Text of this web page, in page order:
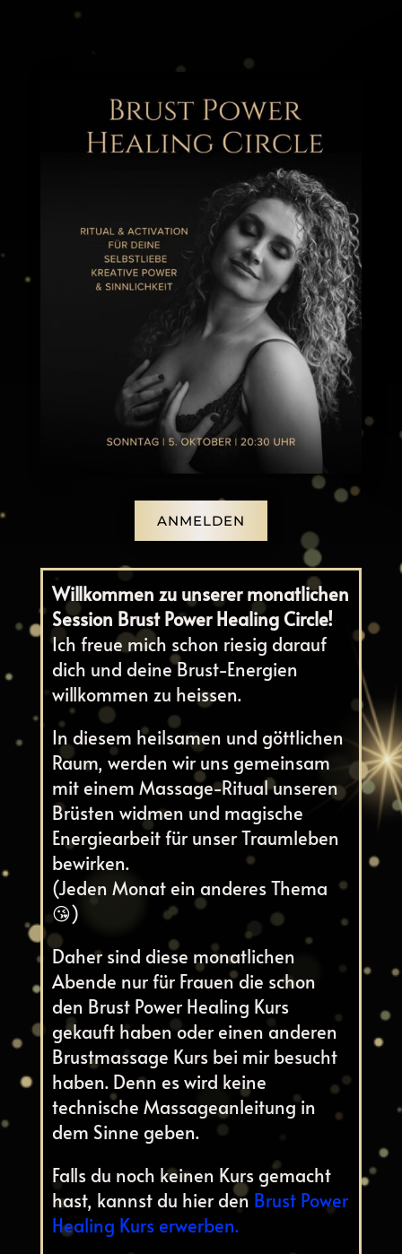
ANMELDEN
Willkommen zu unserer monatlichen
Session Brust Power Healing Circle!
Ich freue mich schon riesig darauf
dich und deine Brust-Energien
willkommen zu heissen.
In diesem heilsamen und göttlichen
Raum, werden wir uns gemeinsam
mit einem Massage-Ritual unseren
Brüsten widmen und magische
Energiearbeit für unser Traumleben
bewirken.
(Jeden Monat ein anderes Thema
😘)
Daher sind diese monatlichen
Abende nur für Frauen die schon
den Brust Power Healing Kurs
gekauft haben oder einen anderen
Brustmassage Kurs bei mir besucht
haben. Denn es wird keine
technische Massageanleitung in
dem Sinne geben.
Falls du noch keinen Kurs gemacht
hast, kannst du hier den Brust Power
Healing Kurs erwerben.